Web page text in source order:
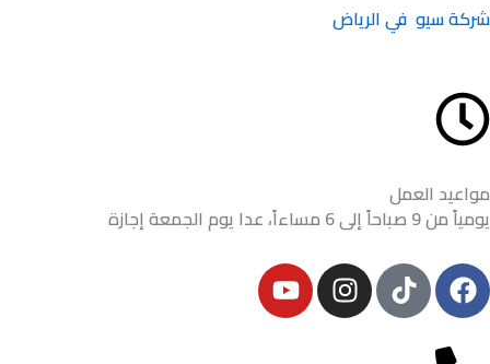
شركة سيو في الرياض
مواعيد العمل
يومياً من 9 صباحاً إلى 6 مساءاً، عدا يوم الجمعة إجازة
F
a
c
I
n
s
Y
o
u